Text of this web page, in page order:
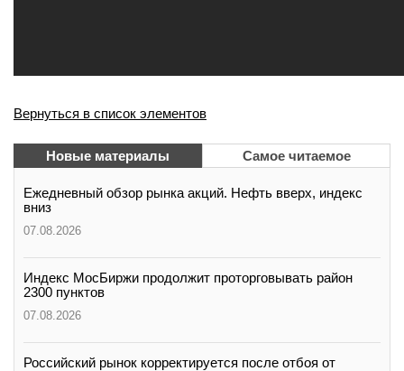
вконтакте
телеграм
Вернуться в список элементов
Новые материалы Самое читаемое
Ежедневный обзор рынка акций. Нефть вверх, индекс
вниз
07.08.2026
Индекс МосБиржи продолжит проторговывать район
2300 пунктов
07.08.2026
Российский рынок корректируется после отбоя от